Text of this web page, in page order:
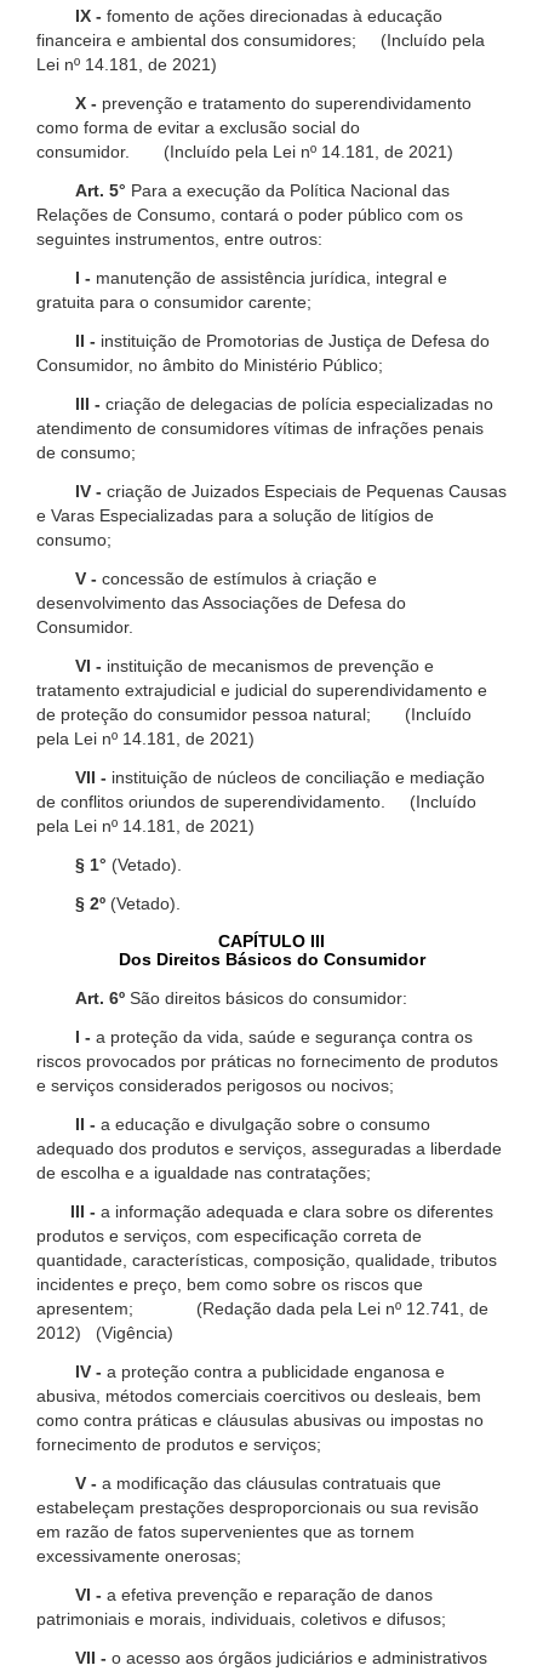
IX - fomento de ações direcionadas à educação
financeira e ambiental dos consumidores; (Incluído pela
Lei nº 14.181, de 2021)
X - prevenção e tratamento do superendividamento
como forma de evitar a exclusão social do
consumidor. (Incluído pela Lei nº 14.181, de 2021)
Art. 5° Para a execução da Política Nacional das
Relações de Consumo, contará o poder público com os
seguintes instrumentos, entre outros:
I - manutenção de assistência jurídica, integral e
gratuita para o consumidor carente;
II - instituição de Promotorias de Justiça de Defesa do
Consumidor, no âmbito do Ministério Público;
III - criação de delegacias de polícia especializadas no
atendimento de consumidores vítimas de infrações penais
de consumo;
IV - criação de Juizados Especiais de Pequenas Causas
e Varas Especializadas para a solução de litígios de
consumo;
V - concessão de estímulos à criação e
desenvolvimento das Associações de Defesa do
Consumidor.
VI - instituição de mecanismos de prevenção e
tratamento extrajudicial e judicial do superendividamento e
de proteção do consumidor pessoa natural; (Incluído
pela Lei nº 14.181, de 2021)
VII - instituição de núcleos de conciliação e mediação
de conflitos oriundos de superendividamento. (Incluído
pela Lei nº 14.181, de 2021)
§ 1° (Vetado).
§ 2º (Vetado).
CAPÍTULO III
Dos Direitos Básicos do Consumidor
Art. 6º São direitos básicos do consumidor:
I - a proteção da vida, saúde e segurança contra os
riscos provocados por práticas no fornecimento de produtos
e serviços considerados perigosos ou nocivos;
II - a educação e divulgação sobre o consumo
adequado dos produtos e serviços, asseguradas a liberdade
de escolha e a igualdade nas contratações;
III - a informação adequada e clara sobre os diferentes
produtos e serviços, com especificação correta de
quantidade, características, composição, qualidade, tributos
incidentes e preço, bem como sobre os riscos que
apresentem; (Redação dada pela Lei nº 12.741, de
2012) (Vigência)
IV - a proteção contra a publicidade enganosa e
abusiva, métodos comerciais coercitivos ou desleais, bem
como contra práticas e cláusulas abusivas ou impostas no
fornecimento de produtos e serviços;
V - a modificação das cláusulas contratuais que
estabeleçam prestações desproporcionais ou sua revisão
em razão de fatos supervenientes que as tornem
excessivamente onerosas;
VI - a efetiva prevenção e reparação de danos
patrimoniais e morais, individuais, coletivos e difusos;
VII - o acesso aos órgãos judiciários e administrativos